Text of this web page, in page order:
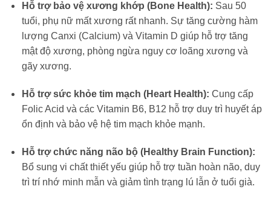
Hỗ trợ bảo vệ xương khớp (Bone Health): Sau 50
tuổi, phụ nữ mất xương rất nhanh. Sự tăng cường hàm
lượng Canxi (Calcium) và Vitamin D giúp hỗ trợ tăng
mật độ xương, phòng ngừa nguy cơ loãng xương và
gãy xương.
Hỗ trợ sức khỏe tim mạch (Heart Health): Cung cấp
Folic Acid và các Vitamin B6, B12 hỗ trợ duy trì huyết áp
ổn định và bảo vệ hệ tim mạch khỏe mạnh.
Hỗ trợ chức năng não bộ (Healthy Brain Function):
Bổ sung vi chất thiết yếu giúp hỗ trợ tuần hoàn não, duy
trì trí nhớ minh mẫn và giảm tình trạng lú lẫn ở tuổi già.